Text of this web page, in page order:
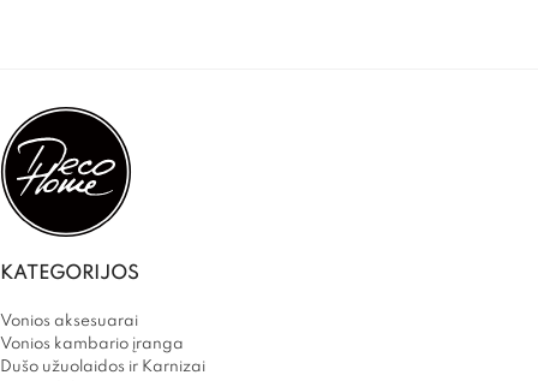
KATEGORIJOS
Vonios aksesuarai
Vonios kambario įranga
Dušo užuolaidos ir Karnizai